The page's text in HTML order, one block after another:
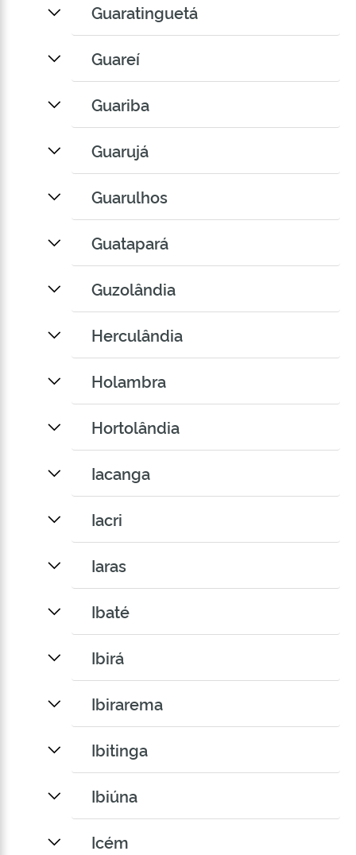
Guaratinguetá
Guareí
Guariba
Guarujá
Guarulhos
Guatapará
Guzolândia
Herculândia
Holambra
Hortolândia
Iacanga
Iacri
Iaras
Ibaté
Ibirá
Ibirarema
Ibitinga
Ibiúna
Icém